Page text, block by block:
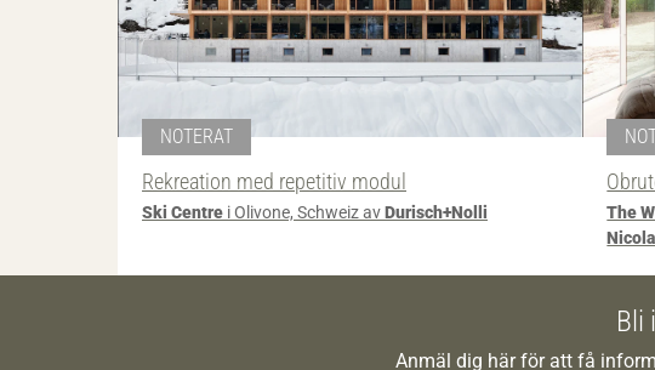
NOTERAT
Rekreation med repetitiv modul
Ski Centre i Olivone, Schweiz avDurisch+Nolli The
Bli
Anmäl dig här för att få